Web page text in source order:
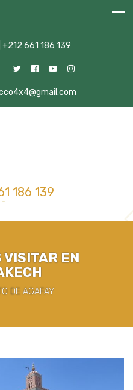
661 186 139
186 139
VISITAR EN
DE AGAFAY